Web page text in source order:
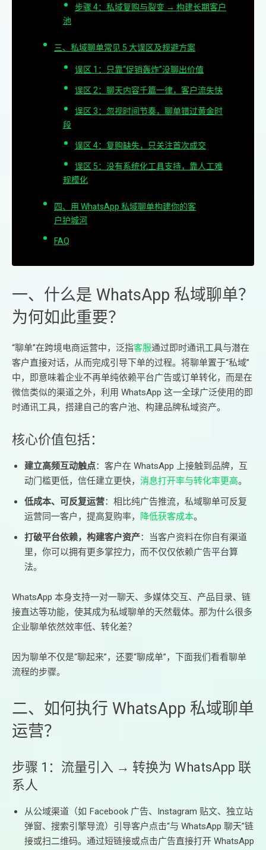
步骤 4：私域复购与裂变 → 构建长期客户
池
三、私域聊单常见 5 大误区及规避方案
误区 1：只靠“促销轰炸”没聊出价值
误区 2：聊天内容千篇一律，客户流失快
误区 3：忽视时间节奏，聊单错过黄金时
段
误区 4：复购缺失，只关注首次成交
误区 5：没有系统化工具支持，靠人工难
规模化
四、用 WhatsApp 私域聊单构建你的客
户护城河
FAQ
一、什么是 WhatsApp 私域聊单？
为何如此重要？
“聊单”在跨境电商运营中，泛指客服通过即时通讯工具与潜在
客户直接对话，从而完成引导下单的过程。将聊单置于“私域”
中，即意味着企业不再单纯依赖平台广告或订单转化，而是在
微信类似的渠道之外，利用 WhatsApp 这一全球广泛使用的即
时通讯工具，搭建自己的客户池、构建品牌私域资产。
核心价值包括：
建立高频互动触点：客户在 WhatsApp 上接触到品牌，互
动门槛更低，信任建立更快， 消息打开率与转化率更高。
低成本、可反复运营：相比纯广告推流，私域聊单可反复
运营同一客户，提高复购率， 降低获客成本。
打破平台依赖，构建客户资产：当客户资料在你自有渠道
里，你可以拥有更多掌控力，而不仅仅依赖广告平台算
法。
WhatsApp 本身支持一对一聊天、多媒体交互、产品目录、链
接直达等功能，使其成为私域聊单的天然载体。那为什么很多
企业聊单依然效率低、转化差？
因为聊单不仅是“聊起来”，还要“聊成单”，下面我们看看聊单
流程的步骤。
二、如何执行 WhatsApp 私域聊单
运营？
步骤 1：流量引入 → 转换为 WhatsApp 联
系人
从公域渠道（如 Facebook 广告、Instagram 贴文、独立站
弹窗、搜索引擎导流）引导客户点击“与 WhatsApp 聊天”链
接或扫二维码。通过短链接或点击广告直接打开 WhatsApp